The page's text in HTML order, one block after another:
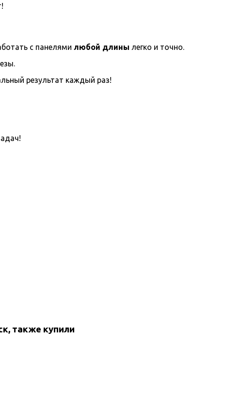
с панелями любой длины легко и точно.
результат каждый раз!
также купили